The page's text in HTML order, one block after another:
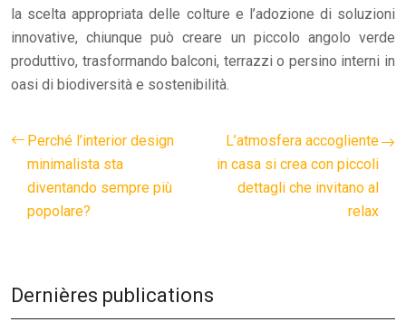
la scelta appropriata delle colture e l’adozione di soluzioni
innovative, chiunque può creare un piccolo angolo verde
produttivo, trasformando balconi, terrazzi o persino interni in
oasi di biodiversità e sostenibilità.
Perché l’interior design
minimalista sta
diventando sempre più
popolare?
L’atmosfera accogliente
in casa si crea con piccoli
dettagli che invitano al
relax
Dernières publications